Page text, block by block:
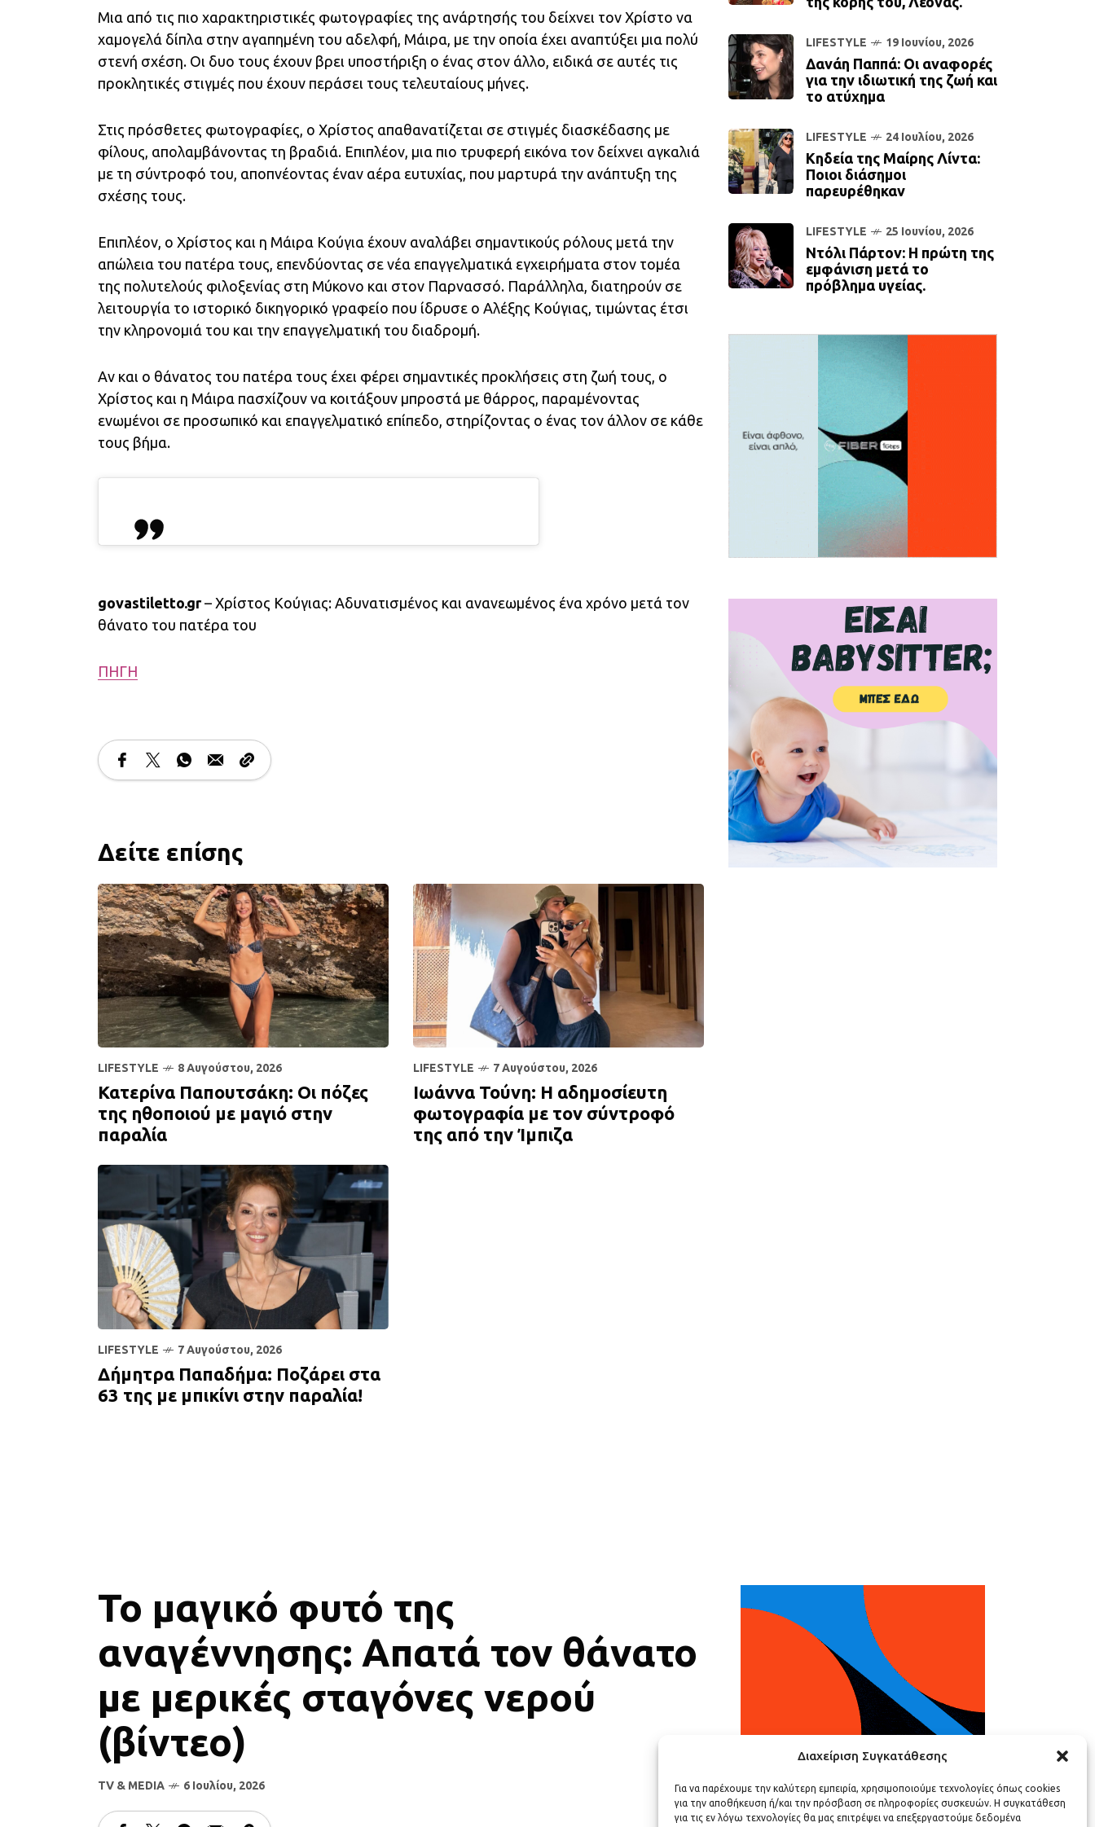
Διαχείριση Συγκατάθεσης
Για να παρέχουμε την καλύτερη εμπειρία, χρησιμοποιούμε τεχνολογίες όπως cookies
για την αποθήκευση ή/και την πρόσβαση σε πληροφορίες συσκευών. Η συγκατάθεση
για τις εν λόγω τεχνολογίες θα μας επιτρέψει να επεξεργαστούμε δεδομένα
Μια από τις πιο χαρακτηριστικές φωτογραφίες της ανάρτησής του δείχνει τον Χρίστο να
χαμογελά δίπλα στην αγαπημένη του αδελφή, Μάιρα, με την οποία έχει αναπτύξει μια πολύ
στενή σχέση. Οι δυο τους έχουν βρει υποστήριξη ο ένας στον άλλο, ειδικά σε αυτές τις
προκλητικές στιγμές που έχουν περάσει τους τελευταίους μήνες.
Στις πρόσθετες φωτογραφίες, ο Χρίστος απαθανατίζεται σε στιγμές διασκέδασης με
φίλους, απολαμβάνοντας τη βραδιά. Επιπλέον, μια πιο τρυφερή εικόνα τον δείχνει αγκαλιά
με τη σύντροφό του, αποπνέοντας έναν αέρα ευτυχίας, που μαρτυρά την ανάπτυξη της
σχέσης τους.
Επιπλέον, ο Χρίστος και η Μάιρα Κούγια έχουν αναλάβει σημαντικούς ρόλους μετά την
απώλεια του πατέρα τους, επενδύοντας σε νέα επαγγελματικά εγχειρήματα στον τομέα
της πολυτελούς φιλοξενίας στη Μύκονο και στον Παρνασσό. Παράλληλα, διατηρούν σε
λειτουργία το ιστορικό δικηγορικό γραφείο που ίδρυσε ο Αλέξης Κούγιας, τιμώντας έτσι
την κληρονομιά του και την επαγγελματική του διαδρομή.
Αν και ο θάνατος του πατέρα τους έχει φέρει σημαντικές προκλήσεις στη ζωή τους, ο
Χρίστος και η Μάιρα πασχίζουν να κοιτάξουν μπροστά με θάρρος, παραμένοντας
ενωμένοι σε προσωπικό και επαγγελματικό επίπεδο, στηρίζοντας ο ένας τον άλλον σε κάθε
τους βήμα.
govastiletto.gr– Χρίστος Κούγιας: Αδυνατισμένος και ανανεωμένος ένα χρόνο μετά τον
θάνατο του πατέρα του
ΠΗΓΗ
Δείτε επίσης
LIFESTYLE 8 Αυγούστου, 2026
Κατερίνα Παπουτσάκη: Οι πόζες
της ηθοποιού με μαγιό στην
παραλία
LIFESTYLE 7 Αυγούστου, 2026
Ιωάννα Τούνη: Η αδημοσίευτη
φωτογραφία με τον σύντροφό
της από την Ίμπιζα
LIFESTYLE 7 Αυγούστου, 2026
Δήμητρα Παπαδήμα: Ποζάρει στα
63 της με μπικίνι στην παραλία!
LIFESTYLE 19 Ιουνίου, 2026
Δανάη Παππά: Οι αναφορές
για την ιδιωτική της ζωή και
το ατύχημα
LIFESTYLE 24 Ιουλίου, 2026
Κηδεία της Μαίρης Λίντα:
Ποιοι διάσημοι
παρευρέθηκαν
LIFESTYLE 25 Ιουνίου, 2026
Ντόλι Πάρτον: Η πρώτη της
εμφάνιση μετά το
πρόβλημα υγείας.
Το μαγικό φυτό της
αναγέννησης: Απατά τον θάνατο
με μερικές σταγόνες νερού
(βίντεο)
TV & MEDIA 6 Ιουλίου, 2026